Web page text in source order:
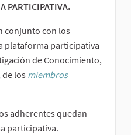
PARTICIPATIVA.
conjunto con los
plataforma participativa
de Conocimiento,
los miembros
adherentes quedan
participativa.